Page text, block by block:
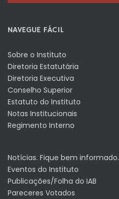
NAVEGUE FÁCIL
Sobre o Instituto
Diretoria Estatutária
Diretoria Executiva
Conselho Superior
Estatuto do Instituto
Notas Institucionais
Regimento Interno
Notícias. Fique bem informado.
Eventos do Instituto
Publicações/Folha do IAB
Pareceres Votados